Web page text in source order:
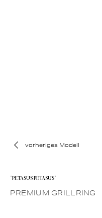
vorheriges Modell
"PETASUS PETASUS"
PREMIUM GRILLRING